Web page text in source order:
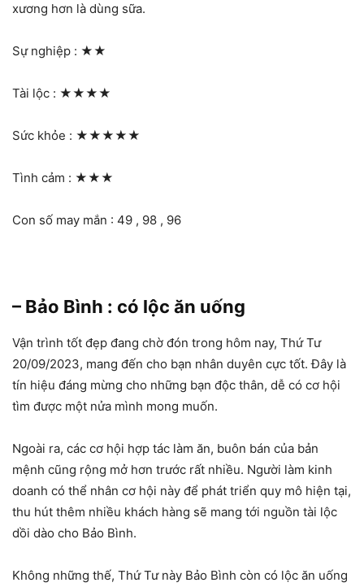
xương hơn là dùng sữa.
Sự nghiệp : ★★
Tài lộc : ★★★★
Sức khỏe : ★★★★★
Tình cảm : ★★★
Con số may mắn : 49 , 98 , 96
– Bảo Bình : có lộc ăn uống
Vận trình tốt đẹp đang chờ đón trong hôm nay, Thứ Tư
20/09/2023, mang đến cho bạn nhân duyên cực tốt. Đây là
tín hiệu đáng mừng cho những bạn độc thân, dễ có cơ hội
tìm được một nửa mình mong muốn.
Ngoài ra, các cơ hội hợp tác làm ăn, buôn bán của bản
mệnh cũng rộng mở hơn trước rất nhiều. Người làm kinh
doanh có thể nhân cơ hội này để phát triển quy mô hiện tại,
thu hút thêm nhiều khách hàng sẽ mang tới nguồn tài lộc
dồi dào cho Bảo Bình.
Không những thế, Thứ Tư này Bảo Bình còn có lộc ăn uống